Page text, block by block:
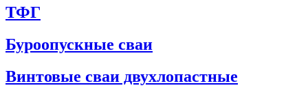
ТФГ
Буроопускные сваи
Винтовые сваи двухлопастные